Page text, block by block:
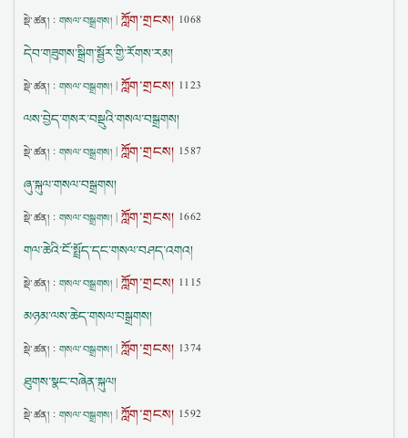
སྡེ་ཚན། : གསལ་བསྒྲགས། | ཀློག་གྲངས། 1068
དེབ་གཟུགས་སྒྲིག་སྦྱོར་གྱི་རོགས་རམ།
སྡེ་ཚན། : གསལ་བསྒྲགས། | ཀློག་གྲངས། 1123
ལས་བྱེད་གསར་བསྡུའི་གསལ་བསྒྲགས།
སྡེ་ཚན། : གསལ་བསྒྲགས། | ཀློག་གྲངས། 1587
ཞུ་སྐུལ་གསལ་བསྒྲགས།
སྡེ་ཚན། : གསལ་བསྒྲགས། | ཀློག་གྲངས། 1662
གལ་ཆེའི་ངོ་སྤྲོད་དང་གསལ་བཤད་འགའ།
སྡེ་ཚན། : གསལ་བསྒྲགས། | ཀློག་གྲངས། 1115
མཉམ་ལས་ཆེད་གསལ་བསྒྲགས།
སྡེ་ཚན། : གསལ་བསྒྲགས། | ཀློག་གྲངས། 1374
ཐུགས་སྣང་བཞེན་སྐུལ།
སྡེ་ཚན། : གསལ་བསྒྲགས། | ཀློག་གྲངས། 1592